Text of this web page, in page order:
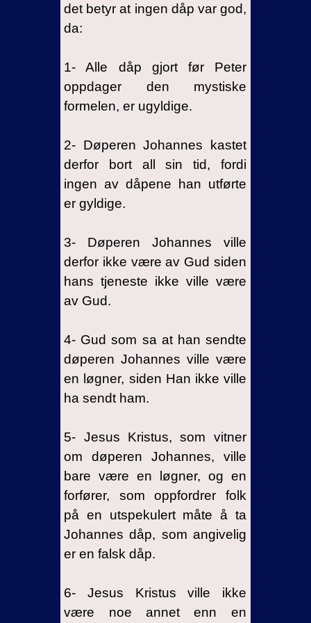
det betyr at ingen dåp var god,
da:
1- Alle dåp gjort før Peter
oppdager den mystiske
formelen, er ugyldige.
2- Døperen Johannes kastet
derfor bort all sin tid, fordi
ingen av dåpene han utførte
er gyldige.
3- Døperen Johannes ville
derfor ikke være av Gud siden
hans tjeneste ikke ville være
av Gud.
4- Gud som sa at han sendte
døperen Johannes ville være
en løgner, siden Han ikke ville
ha sendt ham.
5- Jesus Kristus, som vitner
om døperen Johannes, ville
bare være en løgner, og en
forfører, som oppfordrer folk
på en utspekulert måte å ta
Johannes dåp, som angivelig
er en falsk dåp.
6- Jesus Kristus ville ikke
være noe annet enn en